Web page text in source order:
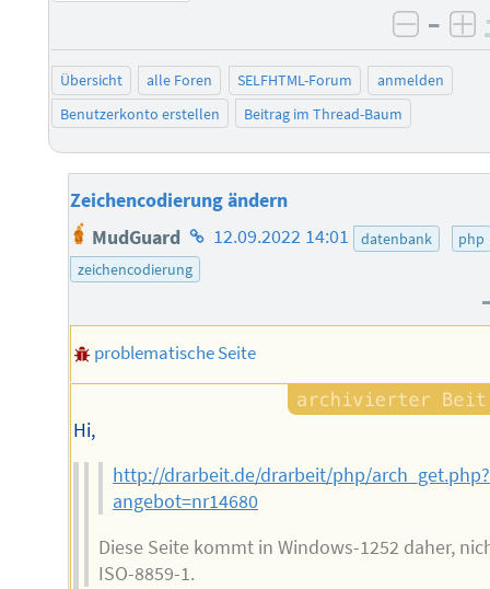
–
Übersicht alle Foren SELFHTML-Forum
anmelden
Benutzerkonto erstellen
Beitrag im Thread-Baum
Zeichencodierung ändern
MudGuard Homepage
des
12.09.2022 14:01 datenbank
php
zeichencodierung
problematische Seite
Hi,
http://drarbeit.de/drarbeit/php/arch_get.php?
angebot=nr14680
Diese Seite kommt in Windows-1252 daher,
ISO-8859-1.